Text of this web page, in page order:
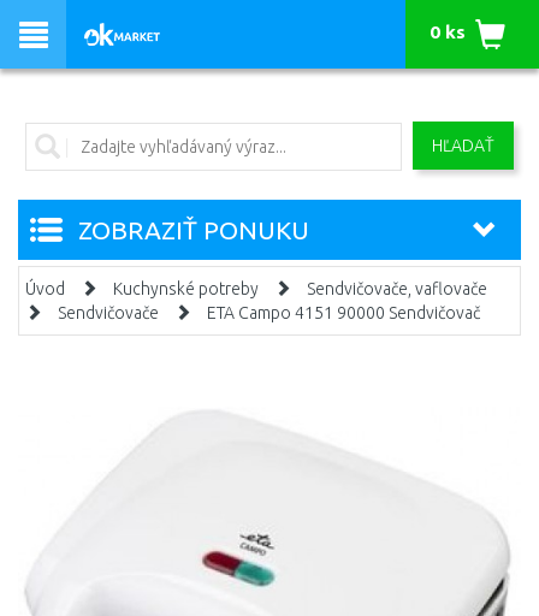
HĽADAŤ
0 ks
ZOBRAZIŤ PONUKU
Úvod Kuchynské potreby
Sendvičovače, vaflovače
Sendvičovače
ETA Campo 4151 90000 Sendvičovač